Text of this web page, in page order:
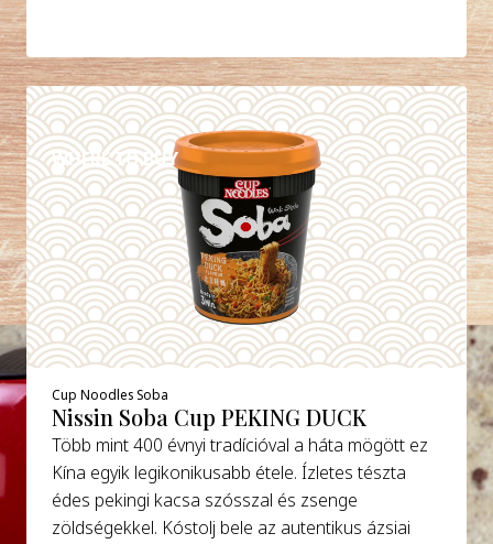
WHERE TO BUY
DETAILS
Cup Noodles Soba
Nissin Soba Cup PEKING DUCK
Több mint 400 évnyi tradícióval a háta mögött ez
Kína egyik legikonikusabb étele. Ízletes tészta
édes pekingi kacsa szósszal és zsenge
zöldségekkel. Kóstolj bele az autentikus ázsiai